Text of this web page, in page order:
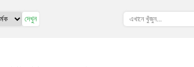
দেখুন